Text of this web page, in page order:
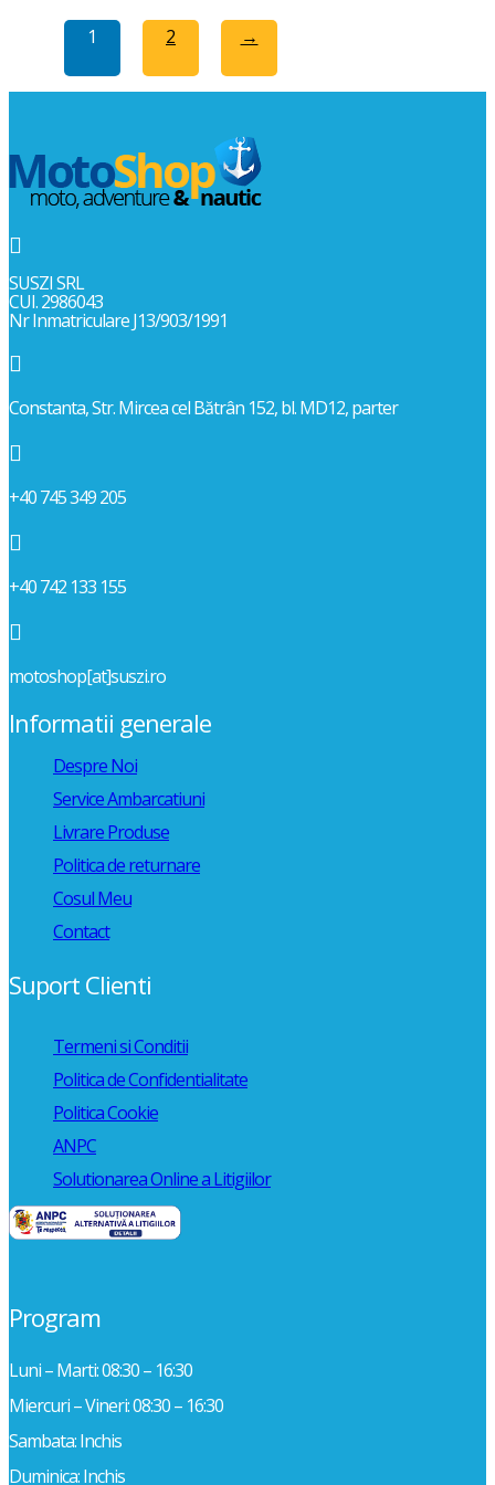
1 2 →

SUSZI SRL
CUI. 2986043
Nr Inmatriculare J13/903/1991

Constanta, Str. Mircea cel Bătrân 152, bl. MD12, parter

+40 745 349 205

+40 742 133 155

motoshop[at]suszi.ro
Informatii generale
Despre Noi
Service Ambarcatiuni
Livrare Produse
Politica de returnare
Cosul Meu
Contact
Suport Clienti
Termeni si Conditii
Politica de Confidentialitate
Politica Cookie
ANPC
Solutionarea Online a Litigiilor
Program
Luni – Marti: 08:30 – 16:30
Miercuri – Vineri: 08:30 – 16:30
Sambata: Inchis
Duminica: Inchis